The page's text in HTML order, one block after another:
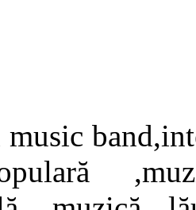
music